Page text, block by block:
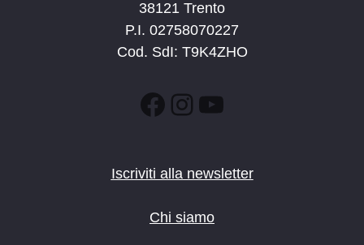
38121 Trento
P.I. 02758070227
Cod. SdI: T9K4ZHO
Facebook
Instagram
YouTube
Iscriviti alla newsletter
Chi siamo